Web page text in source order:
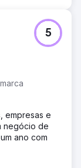
5
empresas e
negócio de
ano com